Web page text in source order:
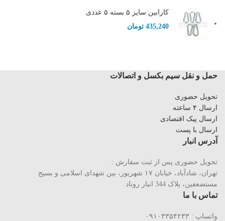
کارابین سایز ۵ بسته ۵ عددی
435,240 تومان
حمل و نقل سیم بکسل و اتصالات
تحویل حضوری
ارسال ۴ ساعته
ارسال پیک اقتصادی
ارسال با پست
آدرس انبار
تحویل حضوری پس از ثبت سفارش :
تهران، شادآباد، خیابان ١٧ شهریور، بین شهدای اسلامی و بسیج
مستضعفین، پلاک 344 انبار روناد
تماس با ما
واتساپ : ۰۹۱۰۳۳۵۴۲۳۳